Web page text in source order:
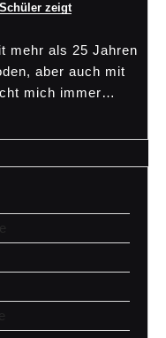
zeigt
mehr als 25 Jahren
aber auch mit
mich immer…